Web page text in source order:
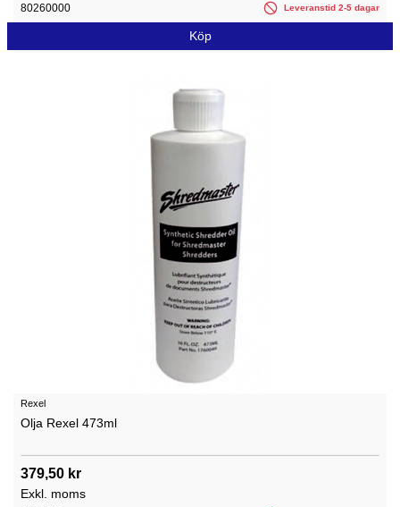
80260000 Leveranstid 2-5 dagar
Köp
Rexel
Olja Rexel 473ml
379,50 kr
Exkl. moms